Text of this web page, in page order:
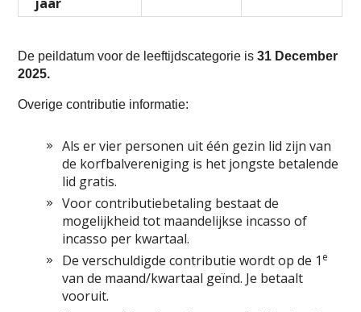
De peildatum voor de leeftijdscategorie is31 December
2025.
Overige contributie informatie:
Als er vier personen uit één gezin lid zijn van
de korfbalvereniging is het jongste betalende
lid gratis.
Voor contributiebetaling bestaat de
mogelijkheid tot maandelijkse incasso of
incasso per kwartaal.
De verschuldigde contributie wordt op de 1 e
van de maand/kwartaal geïnd. Je betaalt
vooruit.